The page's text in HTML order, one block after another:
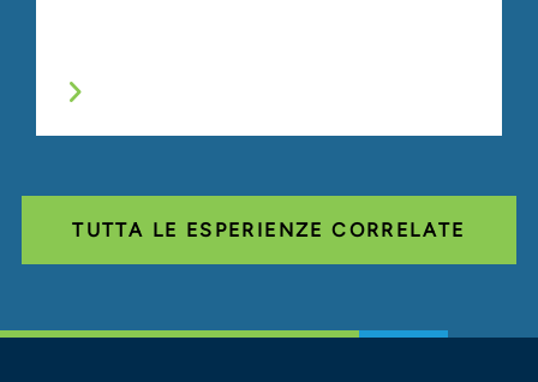
TUTTA LE ESPERIENZE CORRELATE